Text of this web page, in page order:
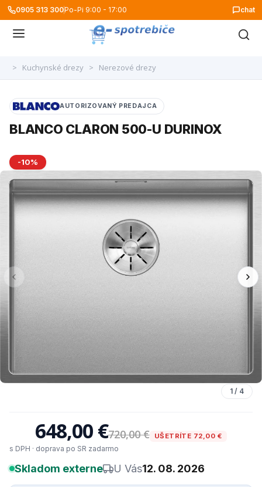
0905 313 300Po-Pi 9:00 - 17:00 chat
> Kuchynské drezy > Nerezové drezy
-10%
1 / 4
AUTORIZOVANÝ PREDAJCA
BLANCO CLARON 500-U DURINOX
648,00 €720,00 € UŠETRÍTE 72,00 €
s DPH · doprava po SR zadarmo
Skladom externe U Vás12. 08. 2026